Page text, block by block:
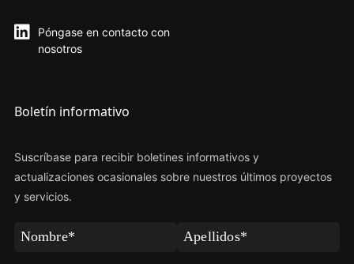
Póngase en contacto con
nosotros
Boletín informativo
Suscríbase para recibir boletines informativos y
actualizaciones ocasionales sobre nuestros últimos proyectos
y servicios.
Nombre Apellidos